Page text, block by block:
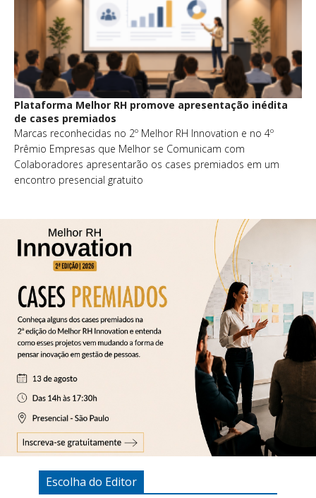
Plataforma Melhor RH promove apresentação inédita
de cases premiados
Marcas reconhecidas no 2º Melhor RH Innovation e no 4º
Prêmio Empresas que Melhor se Comunicam com
Colaboradores apresentarão os cases premiados em um
encontro presencial gratuito
Escolha do Editor